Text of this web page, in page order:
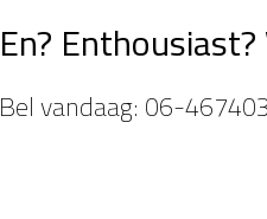
En?
Bel vandaag: 06-